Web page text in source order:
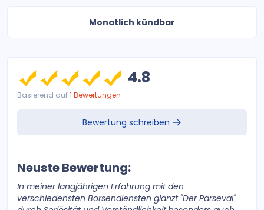
Monatlich kündbar
4.8
Basierend auf1 Bewertungen
Bewertung schreiben
Neuste Bewertung:
In meiner langjährigen Erfahrung mit den
verschiedensten Börsendiensten glänzt "Der Parseval"